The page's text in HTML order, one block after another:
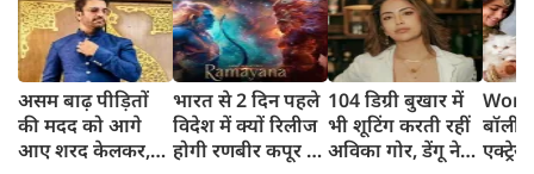
असम बाढ़ पीड़ितों
की मदद को आगे
आए शरद केलकर,
भारत से 2 दिन पहले
विदेश में क्यों रिलीज
होगी रणबीर कपूर की
104 डिग्री बुखार में
भी शूटिंग करती रहीं
अविका गोर, डेंगू ने